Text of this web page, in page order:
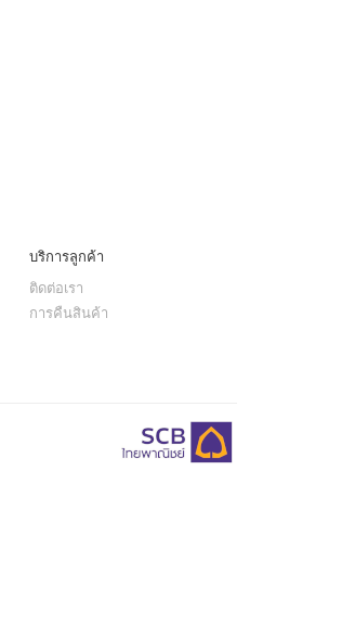
บริการลูกค้า
ติดต่อเรา
การคืนสินค้า